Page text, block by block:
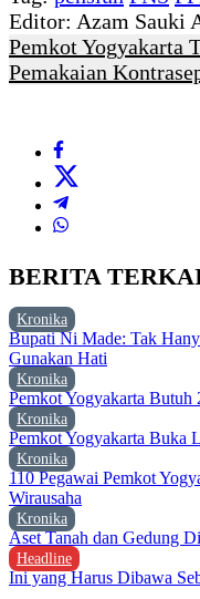
Editor: Azam Sauki
Pemkot Yogyakarta
Pemakaian
BERITA
Kronika
Bupati Ni Made: Tak
Gunakan Hati
Kronika
Pemkot Yogyakarta Butuh
Kronika
Pemkot Yogyakarta Buka
Kronika
110 Pegawai Pemkot
Wirausaha
Kronika
Aset Tanah dan Gedung
Headline
Ini yang Harus Dibawa